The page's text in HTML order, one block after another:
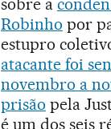
Robinho por
estupro
atacante foi
novembro a
prisão pela
é um dos seis